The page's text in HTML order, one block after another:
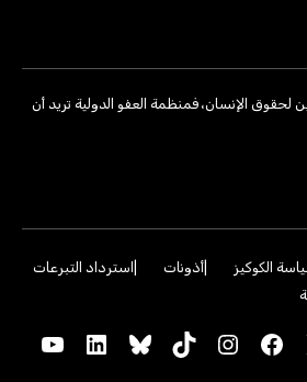
الإنسان، فمنظمة العفو الدولية تريد أن
الكوكيز أذونات
استرداد التبرعات
Facebook
Instagram
TikTok
Bluesky
LinkedIn
YouTube